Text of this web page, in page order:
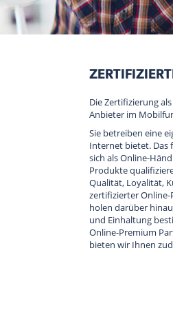
Die Zertifizierung
Anbieter im
Sie betreiben eine
Internet bietet. Das
sich als Online-
Produkte
Qualität, Loyalität,
zertifizierter Online-
holen darüber
und Einhaltung
Online-Premium
bieten wir Ihnen